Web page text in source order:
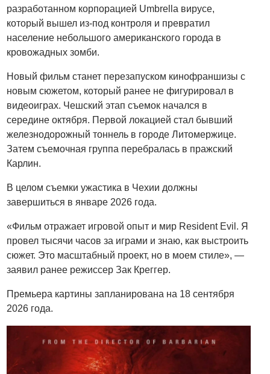
разработанном корпорацией Umbrella вирусе,
который вышел из-под контроля и превратил
население небольшого американского города в
кровожадных зомби.
Новый фильм станет перезапуском кинофраншизы с
новым сюжетом, который ранее не фигурировал в
видеоиграх. Чешский этап съемок начался в
середине октября. Первой локацией стал бывший
железнодорожный тоннель в городе Литомержице.
Затем съемочная группа перебралась в пражский
Карлин.
В целом съемки ужастика в Чехии должны
завершиться в январе 2026 года.
«Фильм отражает игровой опыт и мир Resident Evil. Я
провел тысячи часов за играми и знаю, как выстроить
сюжет. Это масштабный проект, но в моем стиле», —
заявил ранее режиссер Зак Креггер.
Премьера картины запланирована на 18 сентября
2026 года.